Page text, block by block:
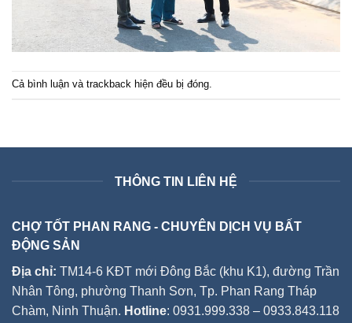
Cả bình luận và trackback hiện đều bị đóng.
THÔNG TIN LIÊN HỆ
CHỢ TỐT PHAN RANG - CHUYÊN DỊCH VỤ BẤT
ĐỘNG SẢN
Địa chỉ: TM14-6 KĐT mới Đông Bắc (khu K1), đường Trần
Nhân Tông, phường Thanh Sơn, Tp. Phan Rang Tháp
Chàm, Ninh Thuận. Hotline: 0931.999.338 – 0933.843.118